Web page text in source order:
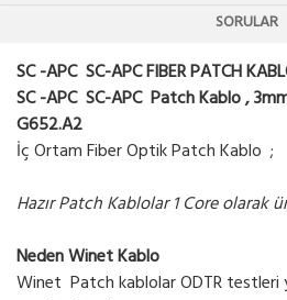
SORULAR
SC -APC SC-APC FIBER PATCH
SC -APC SC-APC Patch Kablo ,
G652.A2
İç Ortam Fiber Optik Patch Kablo ;
Hazır Patch Kablolar 1 Core olarak
Neden Winet Kablo
Winet Patch kablolar ODTR testleri